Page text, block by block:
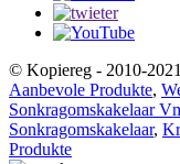
© Kopiereg - 2010-
Aanbevole Produkte,
Sonkragomskakelaar
Sonkragomskakelaar,
Produkte